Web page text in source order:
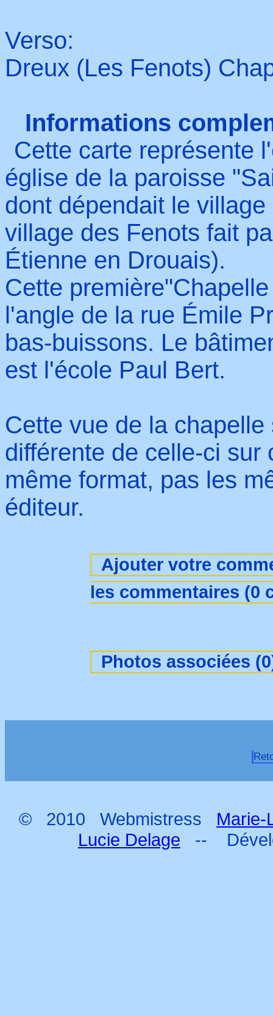
Verso:
Dreux (Les Fenots)
Informations
Cette carte représente
église de la paroisse
dont dépendait le
village des Fenots fait
Étienne en Drouais).
Cette
l'angle de la rue Émile
bas-buissons. Le
est l'école Paul Bert.
Cette vue de la
différente de celle-ci sur
même format, pas les
éditeur.
Ajouter votre
les commentaires (0
Photos associées
© 2010 Webmistress
Lucie Delage
--